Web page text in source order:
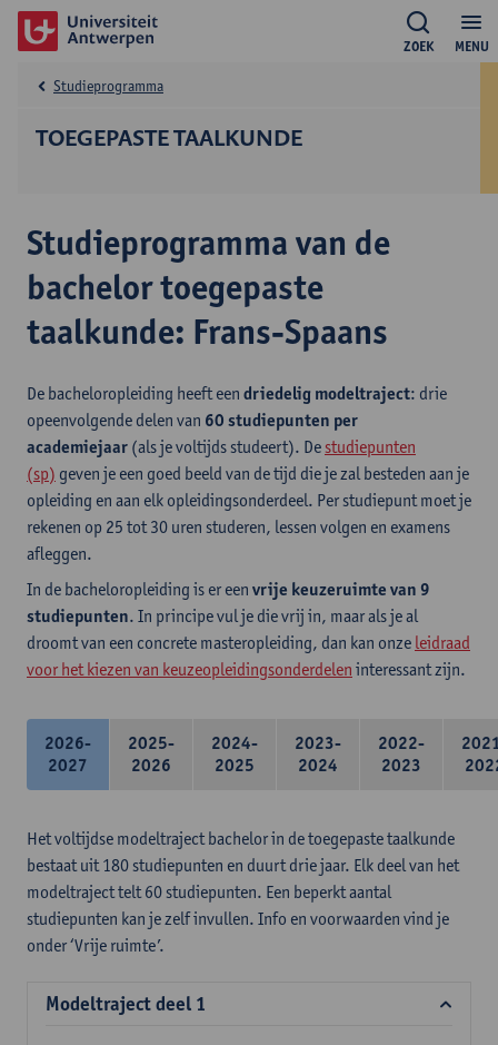
MENU
ZOEK
TOEGEPASTE TAALKUNDE
Studieprogramma
Studieprogramma van de
bachelor toegepaste
taalkunde: Frans-Spaans
De bacheloropleiding heeft een driedelig modeltraject: drie
opeenvolgende delen van 60 studiepunten per
academiejaar (als je voltijds studeert). De studiepunten
(sp) geven je een goed beeld van de tijd die je zal besteden aan je
opleiding en aan elk opleidingsonderdeel. Per studiepunt moet je
rekenen op 25 tot 30 uren studeren, lessen volgen en examens
afleggen.
In de bacheloropleiding is er een vrije keuzeruimte van 9
studiepunten. In principe vul je die vrij in, maar als je al
droomt van een concrete masteropleiding, dan kan onze leidraad
voor het kiezen van keuzeopleidingsonderdelen interessant zijn.
2026-
2027
2025-
2026
2024-
2025
2023-
2024
2022-
2023
Het voltijdse modeltraject bachelor in de toegepaste taalkunde
bestaat uit 180 studiepunten en duurt drie jaar. Elk deel van het
modeltraject telt 60 studiepunten. Een beperkt aantal
studiepunten kan je zelf invullen. Info en voorwaarden vind je
onder ‘Vrije ruimte’.
Modeltraject deel 1